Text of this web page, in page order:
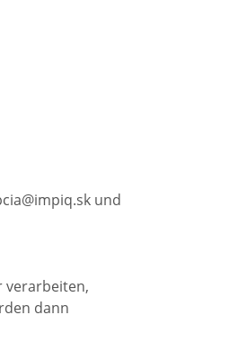
und
verarbeiten,
dann